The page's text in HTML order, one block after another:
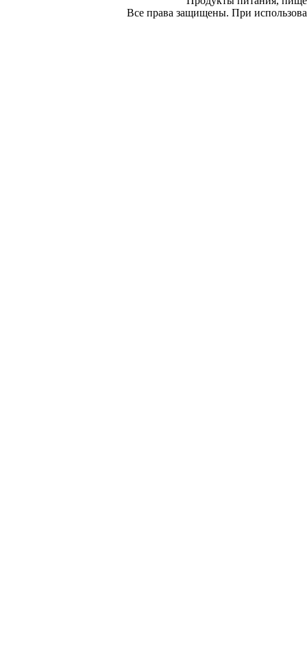
Все права защищены. При